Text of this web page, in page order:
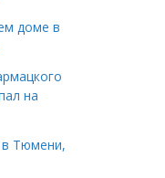
доме в
на
Тюмени,